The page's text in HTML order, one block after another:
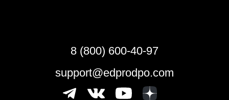
8 (800) 600-40-97
support@edprodpo.com